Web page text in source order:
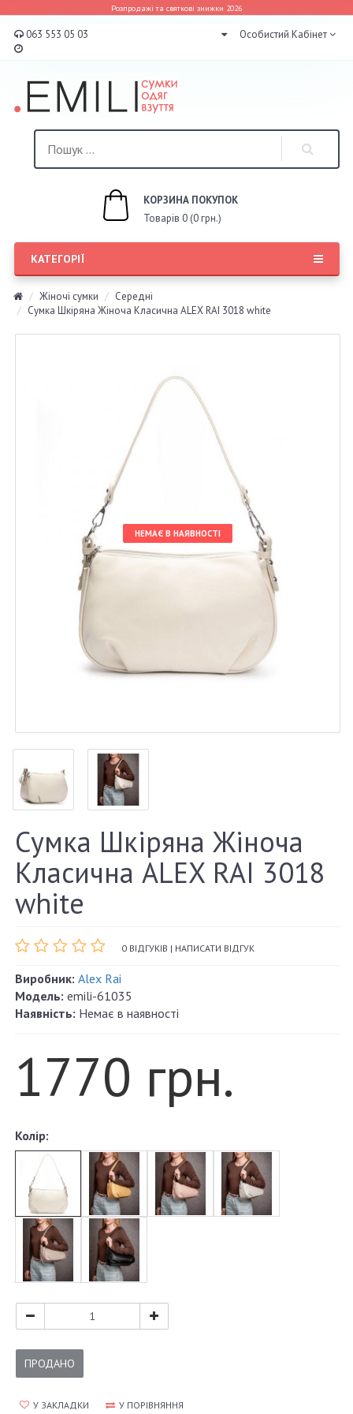
Розпродажі та святкові знижки 2026
063 553 05 03 Особистий Кабінет
КОРЗИНА ПОКУПОК
Товарів 0 (0 грн.)
КАТЕГОРІЇ
Жіночі сумки
Середні
Сумка Шкіряна Жіноча Класична ALEX RAI 3018 white
НЕМАЄ В НАЯВНОСТІ
Сумка Шкіряна Жіноча
Класична ALEX RAI 3018
white
0 ВІДГУКІВ | НАПИСАТИ ВІДГУК
Виробник: Alex Rai
Модель: emili-61035
Наявність: Немає в наявності
1770 грн.
Колір:
ПРОДАНО
У ЗАКЛАДКИ У ПОРІВНЯННЯ